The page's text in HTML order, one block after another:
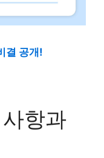
결 공개!
항과